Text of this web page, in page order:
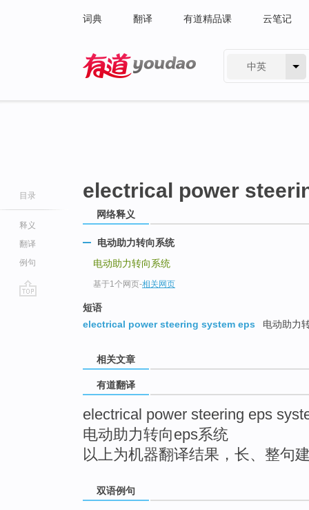
词典 翻译 有道精品课 云笔记
中英
目录
释义
翻译
例句
electrical power
网络释义
电动助力转向系统
电动助力转向系统
基于1个网页-相关网页
短语
electrical power steering system eps
电动助力
相关文章
有道翻译
electrical power steering eps
电动助力转向eps系统
以上为机器翻译结果，长、整句
双语例句